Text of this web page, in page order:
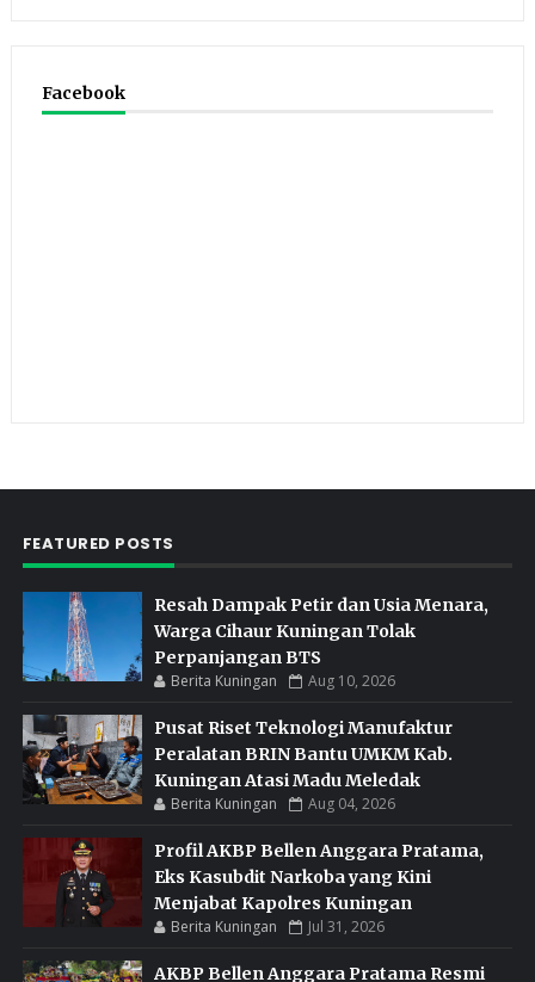
Facebook
FEATURED POSTS
Resah Dampak Petir dan Usia Menara,
Warga Cihaur Kuningan Tolak
Perpanjangan BTS
Berita Kuningan Aug 10, 2026
Pusat Riset Teknologi Manufaktur
Peralatan BRIN Bantu UMKM Kab.
Kuningan Atasi Madu Meledak
Berita Kuningan Aug 04, 2026
Profil AKBP Bellen Anggara Pratama,
Eks Kasubdit Narkoba yang Kini
Menjabat Kapolres Kuningan
Berita Kuningan Jul 31, 2026
AKBP Bellen Anggara Pratama Resmi